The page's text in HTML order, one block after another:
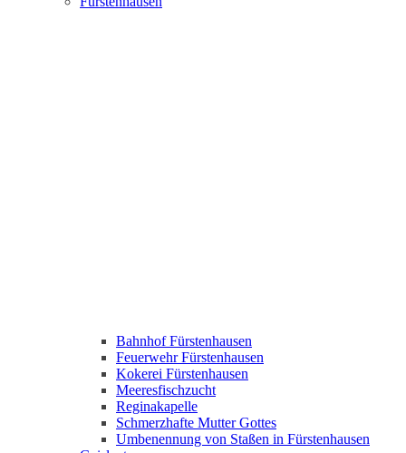
Bahnhof Fürstenhausen
Feuerwehr Fürstenhausen
Kokerei Fürstenhausen
Meeresfischzucht
Reginakapelle
Schmerzhafte Mutter Gottes
Umbenennung von Staßen in Fürstenhausen